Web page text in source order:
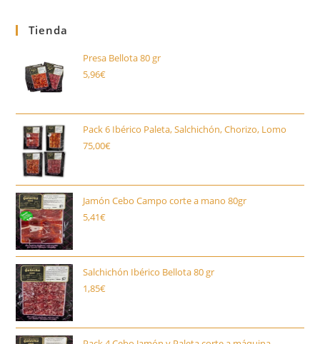
Tienda
Presa Bellota 80 gr
5,96€
Pack 6 Ibérico Paleta, Salchichón, Chorizo, Lomo
75,00€
Jamón Cebo Campo corte a mano 80gr
5,41€
Salchichón Ibérico Bellota 80 gr
1,85€